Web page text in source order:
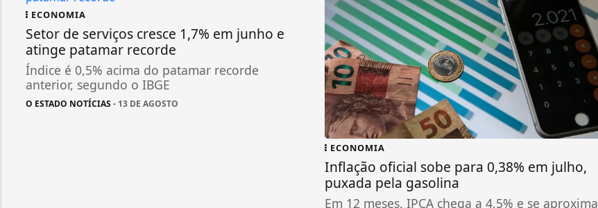
ECONOMIA
Setor de serviços cresce 1,7% em junho e
atinge patamar recorde
Índice é 0,5% acima do patamar recorde
anterior, segundo o IBGE
O ESTADO NOTÍCIAS - 13 DE AGOSTO
ECONOMIA
Inflação oficial sobe para 0,38% em julho,
puxada pela gasolina
Em 12 meses, IPCA chega a 4,5% e se aproxima